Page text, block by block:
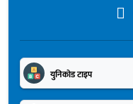
युनिकोड टाइप